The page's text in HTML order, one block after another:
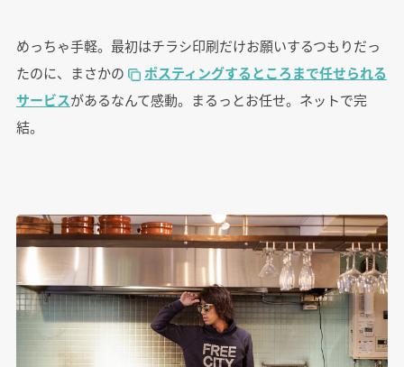
めっちゃ手軽。最初はチラシ印刷だけお願いするつもりだっ
たのに、まさかの
ポスティングするところまで任せられる
サービスがあるなんて感動。まるっとお任せ。ネットで完
結。